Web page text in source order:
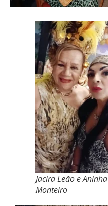
Jacira Leão e Aninha
Monteiro